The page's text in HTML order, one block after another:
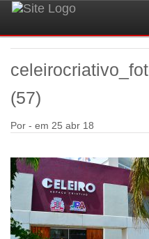
(57)
Por - em 25 abr 18